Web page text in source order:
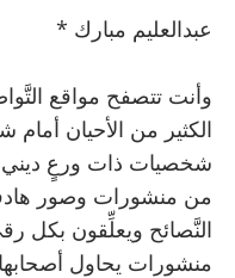
عبدالعليم مبارك *
وأنت تتصفح مواقع
الكثير من الأحيان
شخصيات ذات ورعٍ
من منشورات وصور
النَّصائح ويعلِّقون بكل
منشورات يحاول